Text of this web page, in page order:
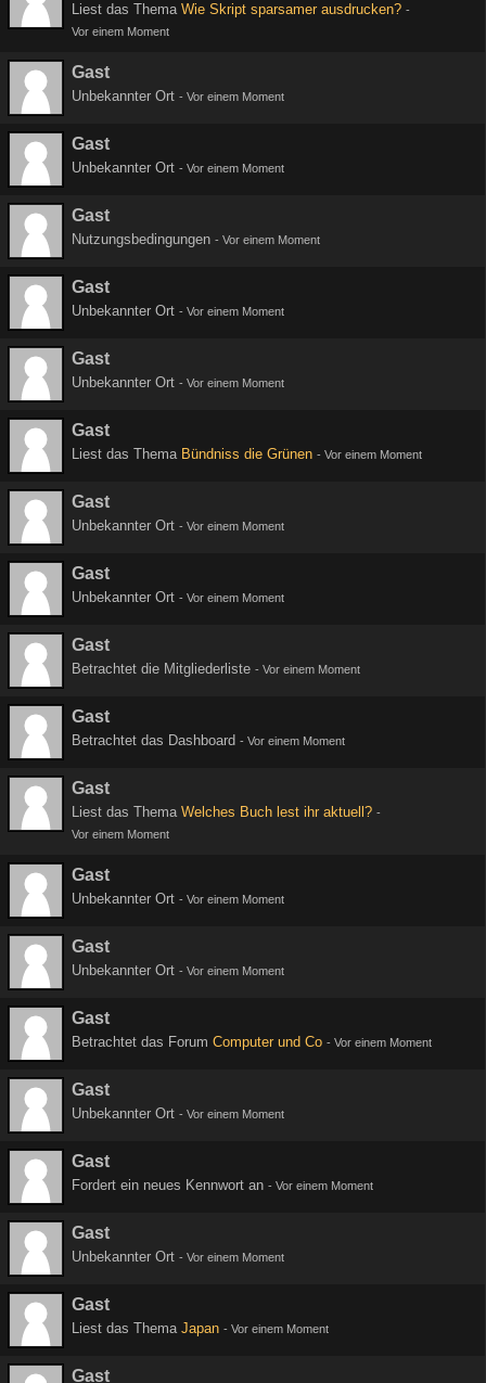
Liest das Thema Wie Skript sparsamer ausdrucken? -
Vor einem Moment
Gast
Unbekannter Ort - Vor einem Moment
Gast
Unbekannter Ort - Vor einem Moment
Gast
Nutzungsbedingungen - Vor einem Moment
Gast
Unbekannter Ort - Vor einem Moment
Gast
Unbekannter Ort - Vor einem Moment
Gast
Liest das Thema Bündniss die Grünen - Vor einem Moment
Gast
Unbekannter Ort - Vor einem Moment
Gast
Unbekannter Ort - Vor einem Moment
Gast
Betrachtet die Mitgliederliste - Vor einem Moment
Gast
Betrachtet das Dashboard - Vor einem Moment
Gast
Liest das Thema Welches Buch lest ihr aktuell? -
Vor einem Moment
Gast
Unbekannter Ort - Vor einem Moment
Gast
Unbekannter Ort - Vor einem Moment
Gast
Betrachtet das Forum Computer und Co - Vor einem Moment
Gast
Unbekannter Ort - Vor einem Moment
Gast
Fordert ein neues Kennwort an - Vor einem Moment
Gast
Unbekannter Ort - Vor einem Moment
Gast
Liest das Thema Japan - Vor einem Moment
Gast